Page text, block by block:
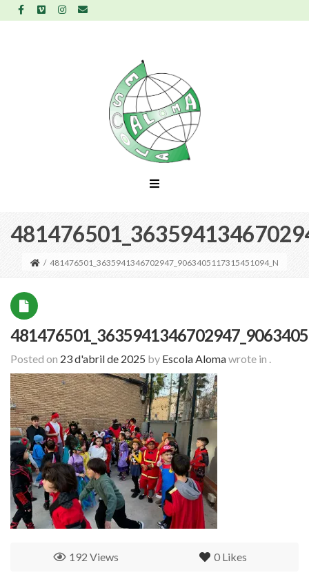
/ 481476501_3635941346702947_9063405117315451094_N
Posted on 23 d'abril de 2025 by Escola Alomawrote in .
0 Likes
192 Views